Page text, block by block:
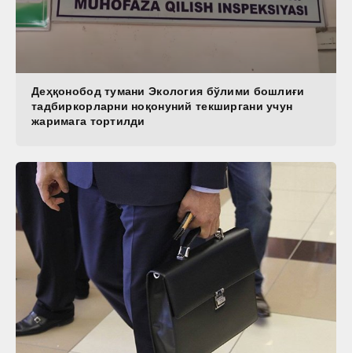
Деҳқонобод тумани Экология бўлими бошлиғи
тадбиркорларни ноқонуний текширгани учун
жаримага тортилди